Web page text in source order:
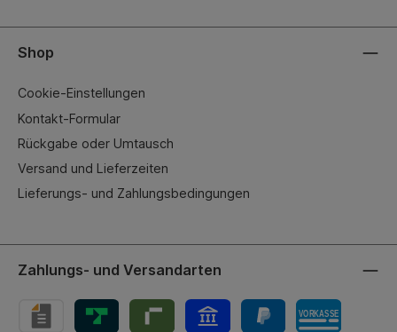
Shop
Cookie-Einstellungen
Kontakt-Formular
Rückgabe oder Umtausch
Versand und Lieferzeiten
Lieferungs- und Zahlungsbedingungen
Zahlungs- und Versandarten